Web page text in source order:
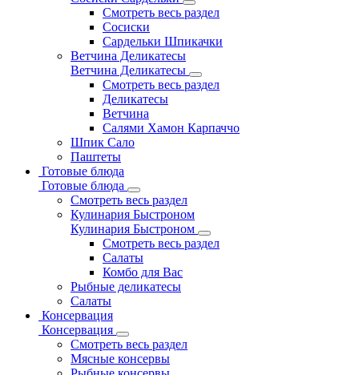
Смотреть весь раздел
Сосиски
Сардельки Шпикачки
Ветчина Деликатесы
Ветчина Деликатесы
Смотреть весь раздел
Деликатесы
Ветчина
Салями Хамон Карпаччо
Шпик Сало
Паштеты
Готовые блюда
Готовые блюда
Смотреть весь раздел
Кулинария Быстроном
Кулинария Быстроном
Смотреть весь раздел
Салаты
Комбо для Вас
Рыбные деликатесы
Салаты
Консервация
Консервация
Смотреть весь раздел
Мясные консервы